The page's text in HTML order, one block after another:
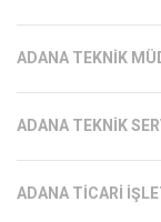
ADANA TEKNIK
ADANA TEKNIK
ADANA TICARI